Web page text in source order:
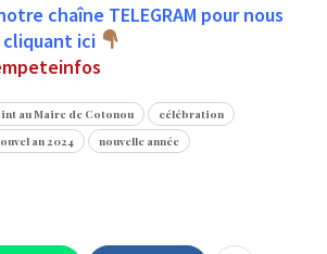
chaîne TELEGRAM pour nous
cliquant ici
au Maire de Cotonou
célébration
an 2024
nouvelle année